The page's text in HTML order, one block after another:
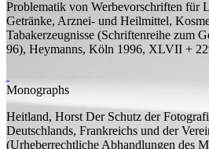
Problematik von Werbevorschriften für
Getränke, Arznei- und Heilmittel,
Tabakerzeugnisse (Schriftenreihe zum
96), Heymanns, Köln 1996, XLVII +
Monographs
Heitland, Horst Der Schutz der
Deutschlands, Frankreichs und der
(Urheberrechtliche Abhandlungen des